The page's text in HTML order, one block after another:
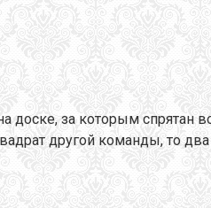
доске, за которым спрятан
другой команды, то